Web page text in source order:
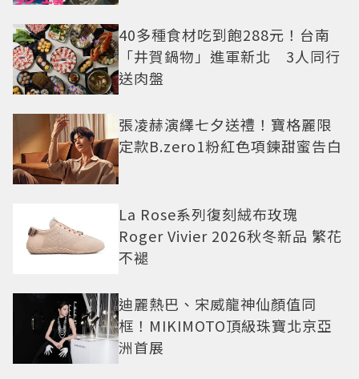
40多種食材吃到飽288元！台南
「井賀鍋物」進軍新北 3人同行
送肉盤
張凌赫演繹七夕送禮！寶格麗限
定款B.zero1粉紅色項鍊甜蜜告白
La Rose系列復刻絨布玫瑰
Roger Vivier 2026秋冬新品 繁花
不褪
迪麗熱巴、宋威龍神仙顏值同
框！MIKIMOTO頂級珠寶北京亞
洲首展